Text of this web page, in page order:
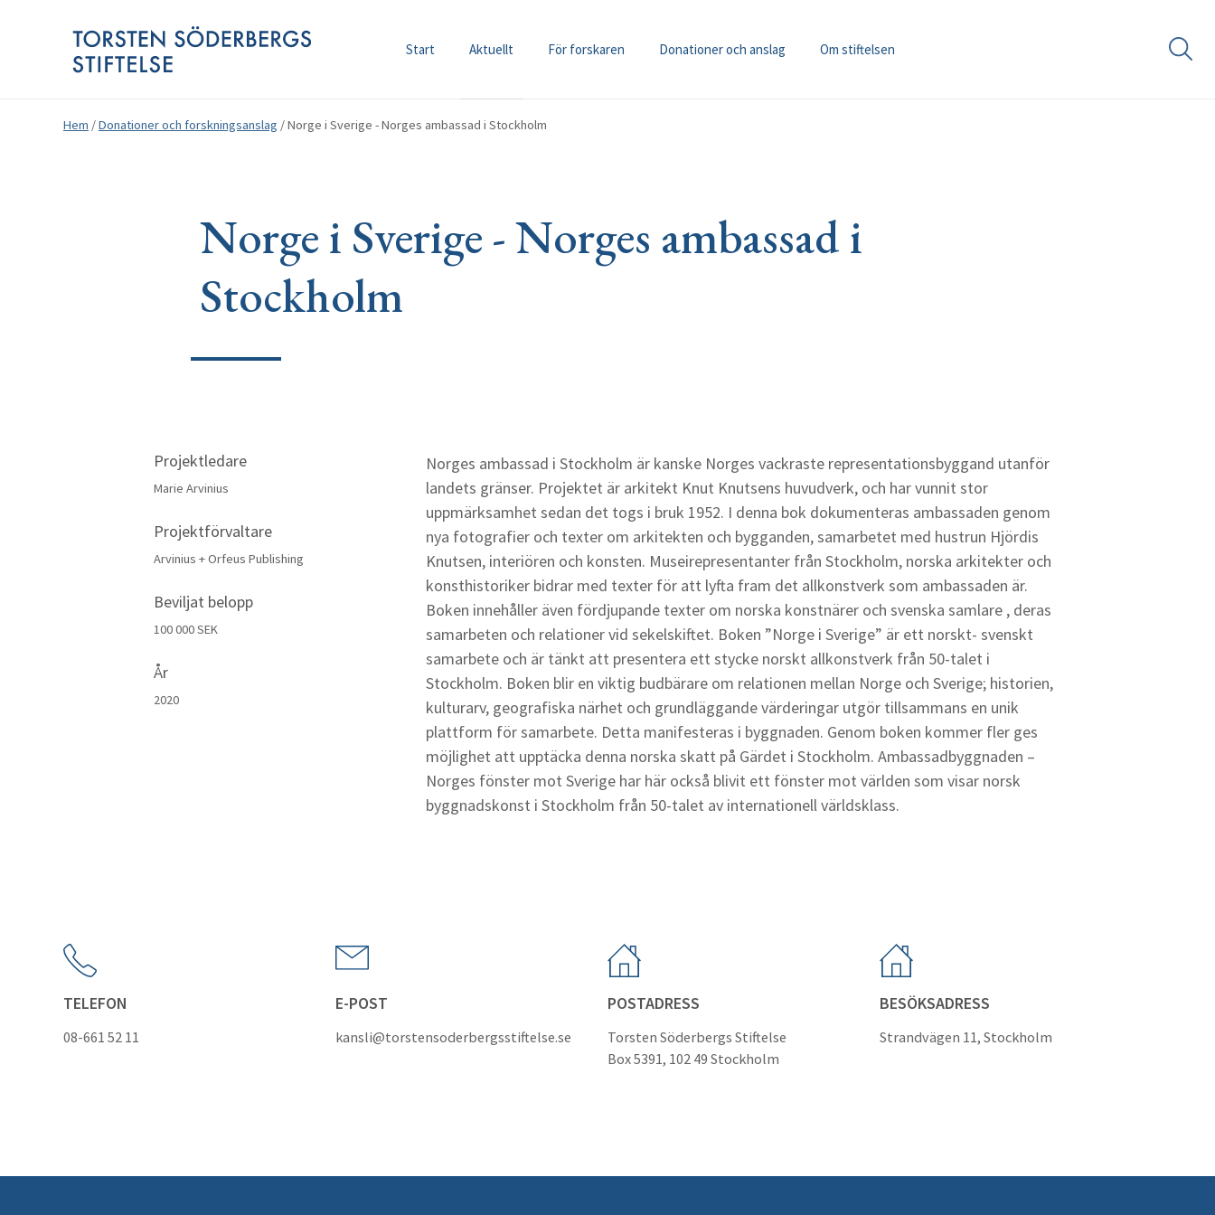
Start Aktuellt För forskaren Donationer och anslag Om stiftelsen
Hem /Donationer och forskningsanslag /Norge i Sverige - Norges ambassad i Stockholm
Norge i Sverige - Norges ambassad i
Stockholm
Projektledare
Marie Arvinius
Projektförvaltare
Arvinius + Orfeus Publishing
Beviljat belopp
100 000 SEK
År
2020
Norges ambassad i Stockholm är kanske Norges vackraste representationsbyggand utanför
landets gränser. Projektet är arkitekt Knut Knutsens huvudverk, och har vunnit stor
uppmärksamhet sedan det togs i bruk 1952. I denna bok dokumenteras ambassaden genom
nya fotografier och texter om arkitekten och bygganden, samarbetet med hustrun Hjördis
Knutsen, interiören och konsten. Museirepresentanter från Stockholm, norska arkitekter och
konsthistoriker bidrar med texter för att lyfta fram det allkonstverk som ambassaden är.
Boken innehåller även fördjupande texter om norska konstnärer och svenska samlare , deras
samarbeten och relationer vid sekelskiftet. Boken ”Norge i Sverige” är ett norskt- svenskt
samarbete och är tänkt att presentera ett stycke norskt allkonstverk från 50-talet i
Stockholm. Boken blir en viktig budbärare om relationen mellan Norge och Sverige; historien,
kulturarv, geografiska närhet och grundläggande värderingar utgör tillsammans en unik
plattform för samarbete. Detta manifesteras i byggnaden. Genom boken kommer fler ges
möjlighet att upptäcka denna norska skatt på Gärdet i Stockholm. Ambassadbyggnaden –
Norges fönster mot Sverige har här också blivit ett fönster mot världen som visar norsk
byggnadskonst i Stockholm från 50-talet av internationell världsklass.
TELEFON
08-661 52 11
E-POST
kansli@torstensoderbergsstiftelse.se
POSTADRESS
Torsten Söderbergs Stiftelse
Box 5391, 102 49 Stockholm
BESÖKSADRESS
Strandvägen 11, Stockholm